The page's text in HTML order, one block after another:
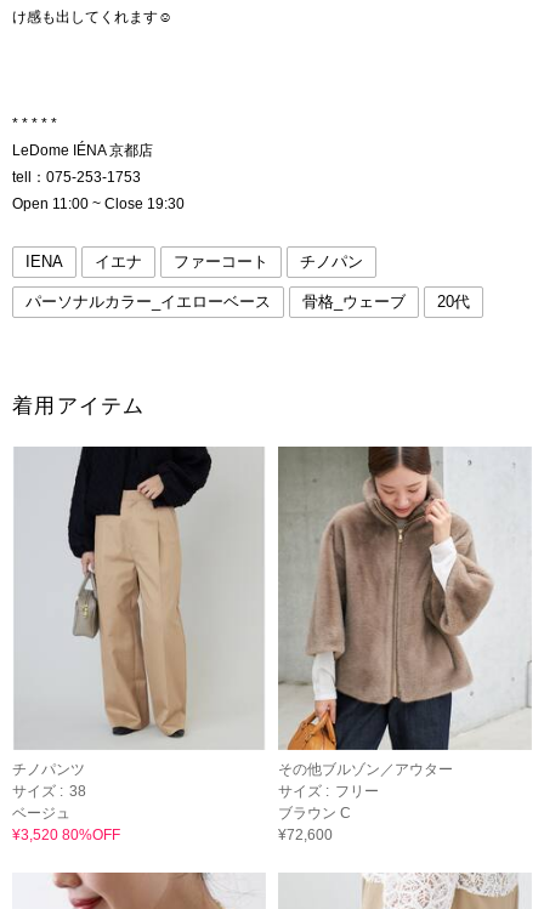
け感も出してくれます☺︎
* * * * *
LeDome IÉNA 京都店
tell：075-253-1753
Open 11:00 ~ Close 19:30
IENA イエナ ファーコート チノパン
パーソナルカラー_イエローベース 骨格_ウェーブ 20代
着用アイテム
チノパンツ
サイズ : 38
ベージュ
¥3,520 80%OFF
その他ブルゾン／アウター
サイズ : フリー
ブラウン C
¥72,600